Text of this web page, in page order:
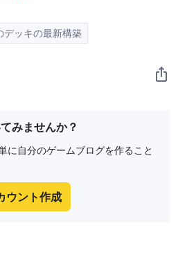
デッキの最新構築
みませんか？
に自分のゲームブログを作ること
ウント作成